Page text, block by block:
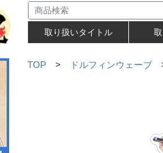
取り扱いタイトル
TOP > ドルフィンウェーブ